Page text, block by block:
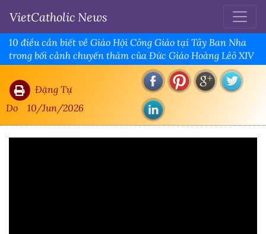
VietCatholic News
10 điều cần biết về Giáo Hội Công Giáo tại Tây Ban Nha
trong bối cảnh chuyến thăm của Đức Giáo Hoàng Lêô XIV
Đặng Tự
Do
10/Jun/2026